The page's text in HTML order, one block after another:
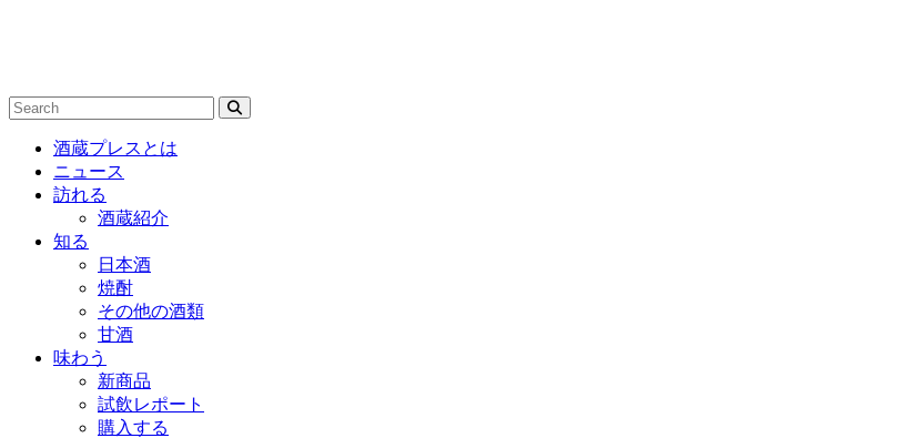
酒蔵プレスとは
ニュース
訪れる
酒蔵紹介
知る
日本酒
焼酎
その他の酒類
甘酒
味わう
新商品
試飲レポート
購入する